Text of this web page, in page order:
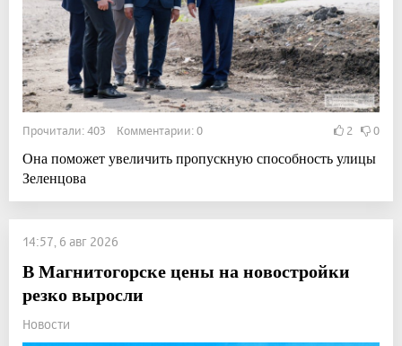
Прочитали: 403 Комментарии: 0 2 0
Она поможет увеличить пропускную способность улицы
Зеленцова
14:57, 6 авг 2026
В Магнитогорске цены на новостройки
резко выросли
Новости